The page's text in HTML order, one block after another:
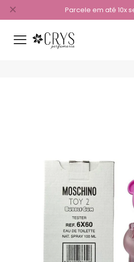
Parcele em até 10x
✕